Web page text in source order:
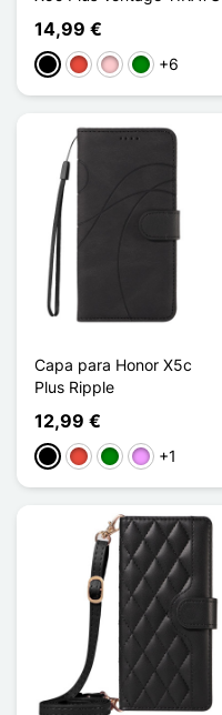
14,99 €
PretoVermelho
RosaVerde
+6
Capa para Honor X5c
Plus Ripple
12,99 €
PretoVermelho
VerdeVioleta ligeira
+1